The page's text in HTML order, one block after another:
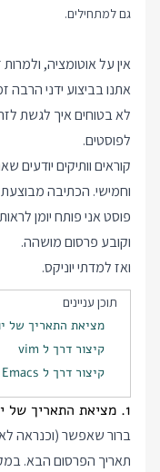
גם למתחילים.
אין על אוטומציה,
אתנו בביצוע ידני
לא בטוחים איך לגשת
לפוסטים.
קוראים וותיקים יודעים
וחמישי. הכתיבה
פוסט אני פותח יומן
וקובע פרסום מושהה.
ואז למדתי יוניקס.
תוכן עניינים
מציאת התאריך של
קיצור דרך ל vim
קיצור דרך ל Emacs
1. מציאת התאריך של יום שני או חמישי הקרוב ביוניקס
ברור שאפשר (וכנראה
תאריך הפרסום הבא.